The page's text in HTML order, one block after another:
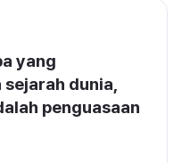
yang
dunia,
penguasaan